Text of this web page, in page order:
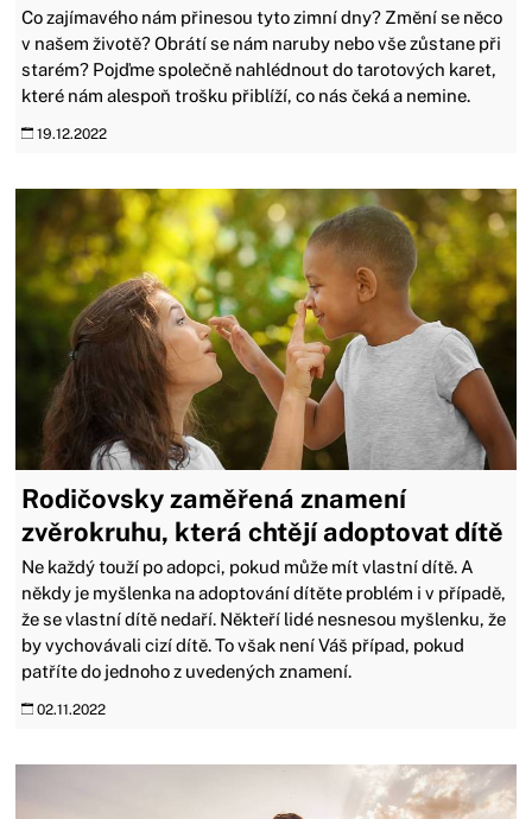
Co zajímavého nám přinesou tyto zimní dny? Změní se něco
v našem životě? Obrátí se nám naruby nebo vše zůstane při
starém? Pojďme společně nahlédnout do tarotových karet,
které nám alespoň trošku přiblíží, co nás čeká a nemine.
19.12.2022
Rodičovsky zaměřená znamení
zvěrokruhu, která chtějí adoptovat dítě
Ne každý touží po adopci, pokud může mít vlastní dítě. A
někdy je myšlenka na adoptování dítěte problém i v případě,
že se vlastní dítě nedaří. Někteří lidé nesnesou myšlenku, že
by vychovávali cizí dítě. To však není Váš případ, pokud
patříte do jednoho z uvedených znamení.
02.11.2022